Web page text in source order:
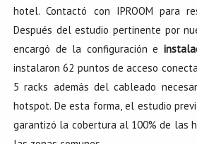
hotel. Contactó con IPROOM para
Después del estudio pertinente por
encargó de la configuración e
instalaron 62 puntos de acceso
5 racks además del cableado
hotspot. De esta forma, el estudio
garantizó la cobertura al 100% de las